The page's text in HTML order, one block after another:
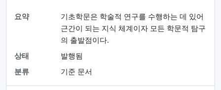
요약
기초학문은 학술적 연구를 수행하는 데 있어
근간이 되는 지식 체계이자 모든 학문적 탐구
의 출발점이다.
상태
발행됨
분류
기준 문서